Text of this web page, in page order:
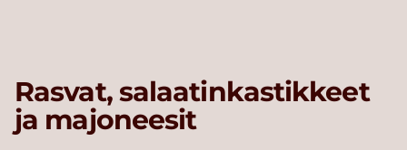
Rasvat, salaatinkastikkeet
ja majoneesit